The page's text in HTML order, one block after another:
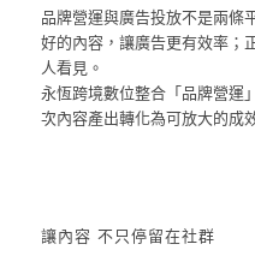
品牌營運與廣告投放不是兩條
好的內容，讓廣告更有效率；
人看見。
永恆跨境數位整合「品牌營運
次內容產出轉化為可放大的成
讓內容 不只停留在社群